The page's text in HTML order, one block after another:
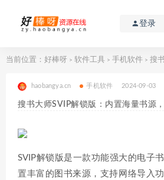
登录
当前位置： 好棒呀 > 软件工具 > 手机软件 > 搜书大
haobangya.cn 手机软件 2024-09-03
搜书大师SVIP解锁版：内置海量书源
SVIP解锁版是一款功能强大的电子
置丰富的图书来源，支持网络导入